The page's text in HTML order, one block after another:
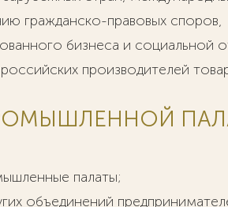
гражданско-правовых споров,
бизнеса и социальной
производителей
палаты;
объединений